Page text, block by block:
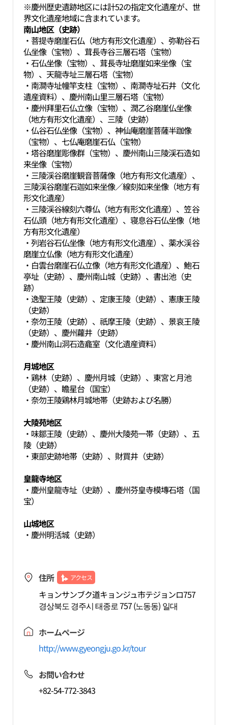
※慶州歴史遺跡地区には計52の指定文化遺産が、世
界文化遺産地域に含まれています。
南山地区（史跡）
・菩提寺磨崖石仏（地方有形文化遺産）、弥勒谷石
仏坐像（宝物）、茸長寺谷三層石塔（宝物）
・石仏坐像（宝物）、茸長寺址磨崖如来坐像（宝
物）、天龍寺址三層石塔（宝物）
・南澗寺址幢竿支柱（宝物）、南澗寺址石井（文化
遺産資料）、慶州南山里三層石塔（宝物）
・慶州拜里石仏立像（宝物）、潤乙谷磨崖仏坐像
（地方有形文化遺産）、三陵（史跡）
・仏谷石仏坐像（宝物）、神仙庵磨崖菩薩半跏像
（宝物）、七仏庵磨崖石仏（宝物）
・塔谷磨崖彫像群（宝物）、慶州南山三陵渓石造如
来坐像（宝物）
・三陵渓谷磨崖観音菩薩像（地方有形文化遺産）、
三陵渓谷磨崖石迦如来坐像／線刻如来坐像（地方有
形文化遺産）
・三陵渓谷線刻六尊仏（地方有形文化遺産）、笠谷
石仏頭（地方有形文化遺産）、寝息谷石仏坐像（地
方有形文化遺産）
・列岩谷石仏坐像（地方有形文化遺産）、薬水渓谷
磨崖立仏像（地方有形文化遺産）
・白雲台磨崖石仏立像（地方有形文化遺産）、鮑石
亭址（史跡）、慶州南山城（史跡）、書出池（史
跡）
・逸聖王陵（史跡）、定康王陵（史跡）、憲康王陵
（史跡）
・奈勿王陵（史跡）、祇摩王陵（史跡）、景哀王陵
（史跡）、慶州蘿井（史跡）
・慶州南山洞石造龕室（文化遺産資料）
月城地区
・鶏林（史跡）、慶州月城（史跡）、東宮と月池
（史跡）、瞻星台（国宝）
・奈勿王陵鶏林月城地帯（史跡および名勝）
大陵苑地区
・味鄒王陵（史跡）、慶州大陵苑一帯（史跡）、五
陵（史跡）
・東部史跡地帯（史跡）、財買井（史跡）
皇龍寺地区
・慶州皇龍寺址（史跡）、慶州芬皇寺模塼石塔（国
宝）
山城地区
・慶州明活城（史跡）
住所 アクセス
キョンサンブク道キョンジュ市テジョンロ757
경상북도 경주시 태종로 757 (노동동) 일대
ホームページ
http://www.gyeongju.go.kr/tour
お問い合わせ
+82-54-772-3843